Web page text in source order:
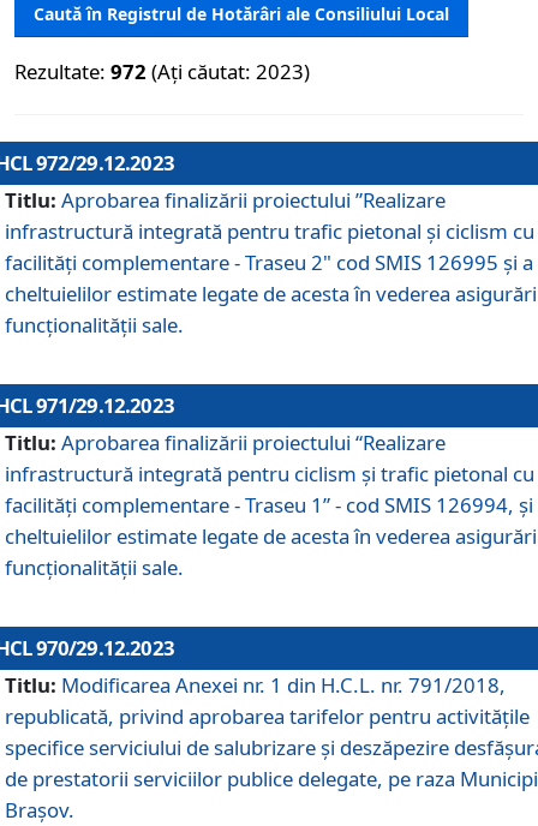
Caută în Registrul de Hotărâri ale Consiliului Local
Rezultate: 972 (Ați căutat: 2023)
972/29.12.2023
Titlu: Aprobarea finalizării proiectului ”Realizare
infrastructură integrată pentru trafic pietonal și ciclism cu
facilități complementare - Traseu 2" cod SMIS 126995 și a
cheltuielilor estimate legate de acesta în vederea
funcționalității sale.
971/29.12.2023
Titlu: Aprobarea finalizării proiectului “Realizare
infrastructură integrată pentru ciclism şi trafic pietonal cu
facilităţi complementare - Traseu 1” - cod SMIS 126994, și
cheltuielilor estimate legate de acesta în vederea
funcționalității sale.
970/29.12.2023
Titlu: Modificarea Anexei nr. 1 din H.C.L. nr. 791/2018,
republicată, privind aprobarea tarifelor pentru activitățile
specifice serviciului de salubrizare și deszăpezire
de prestatorii serviciilor publice delegate, pe raza
Brașov.